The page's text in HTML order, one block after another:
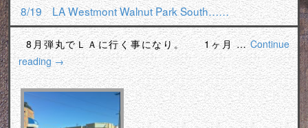
8/19 LA Westmont Walnut Park South……
8月弾丸でＬＡに行く事になり。 1ヶ月 …Continue
reading→